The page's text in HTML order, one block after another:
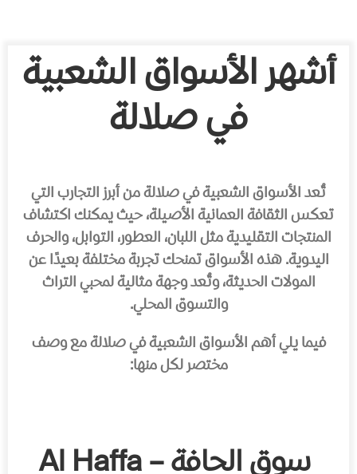
أشهر الأسواق الشعبية
في صلالة
تُعد الأسواق الشعبية في صلالة من أبرز التجارب التي
تعكس الثقافة العمانية الأصيلة، حيث يمكنك اكتشاف
المنتجات التقليدية مثل اللبان، العطور، التوابل، والحرف
اليدوية. هذه الأسواق تمنحك تجربة مختلفة بعيدًا عن
المولات الحديثة، وتُعد وجهة مثالية لمحبي التراث
والتسوق المحلي.
فيما يلي أهم الأسواق الشعبية في صلالة مع وصف
مختصر لكل منها: